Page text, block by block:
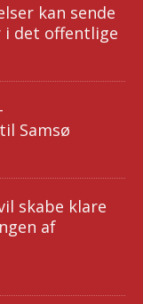
kan sende
i det offentlige
Samsø
skabe klare
af